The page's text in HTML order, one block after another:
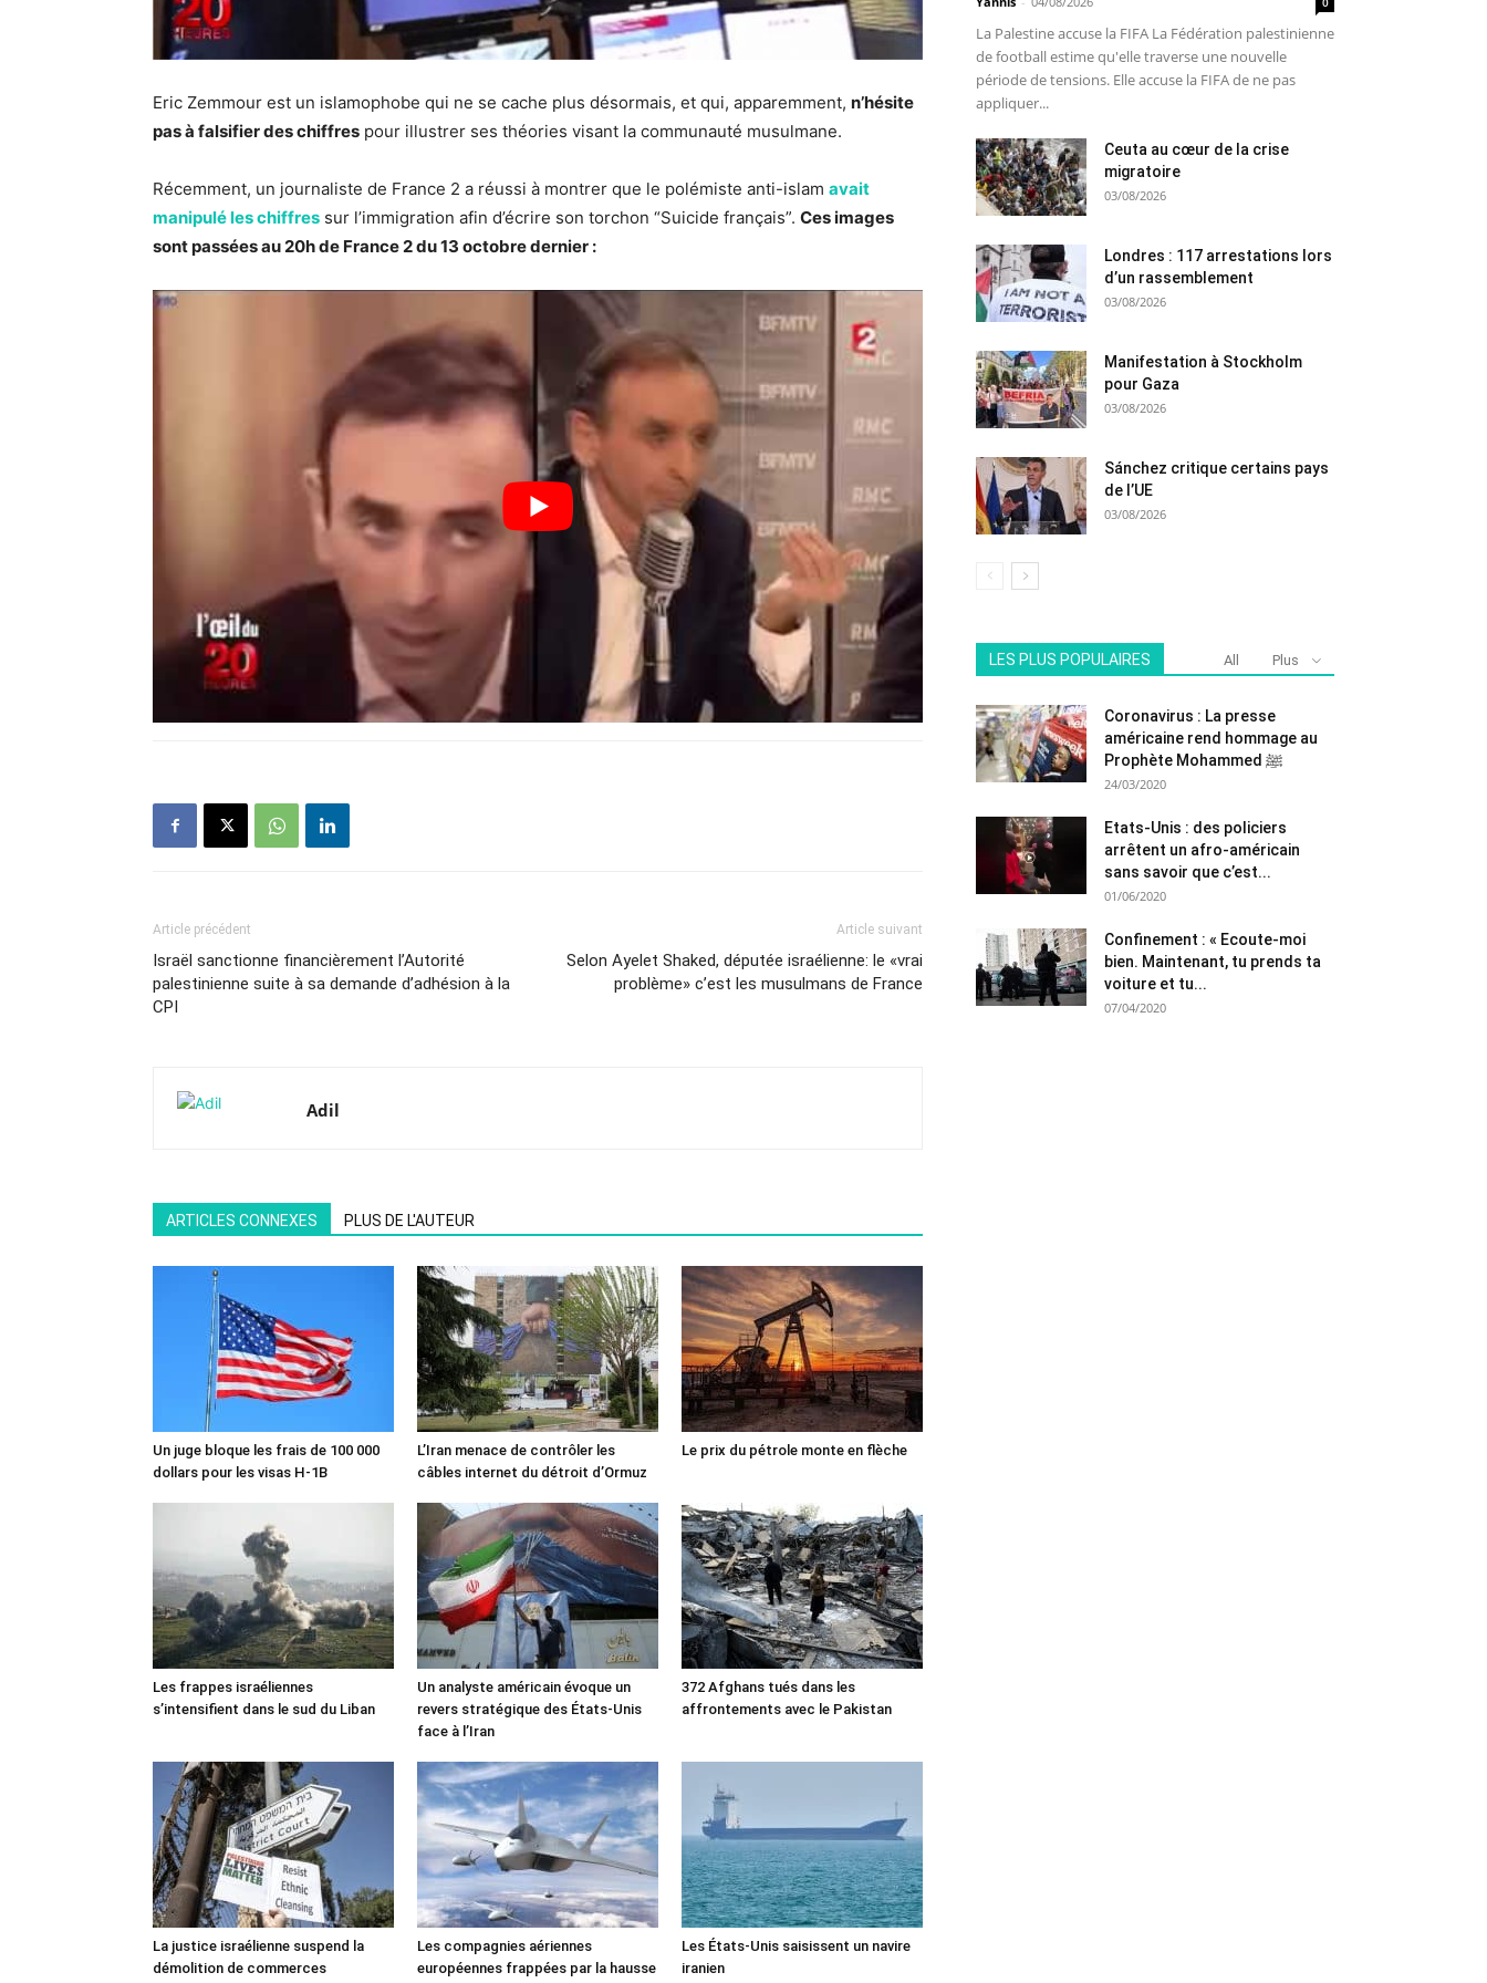
Eric Zemmour est un islamophobe qui ne se cache plus désormais, et qui, apparemment, n’hésite
pas à falsifier des chiffres pour illustrer ses théories visant la communauté musulmane.
Récemment, un journaliste de France 2 a réussi à montrer que le polémiste anti-islam avait
manipulé les chiffres sur l’immigration afin d’écrire son torchon “Suicide français”. Ces images
sont passées au 20h de France 2 du 13 octobre dernier :
Article précédent
Israël sanctionne financièrement l’Autorité
palestinienne suite à sa demande d’adhésion à la
CPI
Article suivant
Selon Ayelet Shaked, députée israélienne: le «vrai
problème» c’est les musulmans de France
Adil
ARTICLES CONNEXES PLUS DE L'AUTEUR
Un juge bloque les frais de 100 000
dollars pour les visas H-1B
L’Iran menace de contrôler les
câbles internet du détroit d’Ormuz
Le prix du pétrole monte en flèche
Les frappes israéliennes
s’intensifient dans le sud du Liban
Un analyste américain évoque un
revers stratégique des États-Unis
face à l’Iran
372 Afghans tués dans les
affrontements avec le Pakistan
La justice israélienne suspend la
démolition de commerces
Les compagnies aériennes
européennes frappées par la hausse
Les États-Unis saisissent un navire
iranien
La Palestine accuse la FIFA La Fédération palestinienne
de football estime qu'elle traverse une nouvelle
période de tensions. Elle accuse la FIFA de ne pas
appliquer...
Ceuta au cœur de la crise
migratoire
03/08/2026
Londres : 117 arrestations lors
d’un rassemblement
03/08/2026
Manifestation à Stockholm
pour Gaza
03/08/2026
Sánchez critique certains pays
de l’UE
03/08/2026
LES PLUS POPULAIRES All Plus
Coronavirus : La presse
américaine rend hommage au
Prophète Mohammed ﷺ
24/03/2020
Etats-Unis : des policiers
arrêtent un afro-américain
sans savoir que c’est...
01/06/2020
Confinement : « Ecoute-moi
bien. Maintenant, tu prends ta
voiture et tu...
07/04/2020